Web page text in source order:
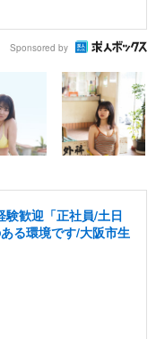
Sponsored by
験歓迎「正社員/土日
る環境です/大阪市生